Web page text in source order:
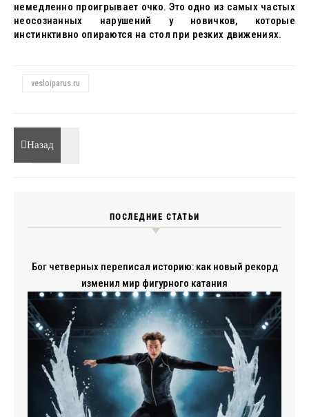
немедленно проигрывает очко. Это одно из самых частых
неосознанных нарушений у новичков, которые
инстинктивно опираются на стол при резких движениях.
vesloiparus.ru
Назад
ПОСЛЕДНИЕ СТАТЬИ
Бог четверных переписал историю: как новый рекорд
изменил мир фигурного катания